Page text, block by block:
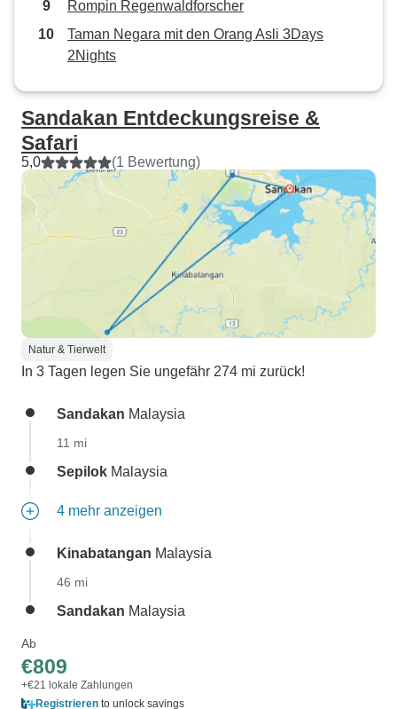
Rompin Regenwaldforscher
Taman Negara mit den Orang Asli 3Days
2Nights
Sandakan Entdeckungsreise &
Safari
5,0 (1 Bewertung)
Natur & Tierwelt
In 3 Tagen legen Sie ungefähr 274 mi zurück!
Sandakan Malaysia
11 mi
Sepilok Malaysia
4 mehr anzeigen
Kinabatangan Malaysia
46 mi
Sandakan Malaysia
Ab
€809
+€21 lokale Zahlungen
Registrieren to unlock savings